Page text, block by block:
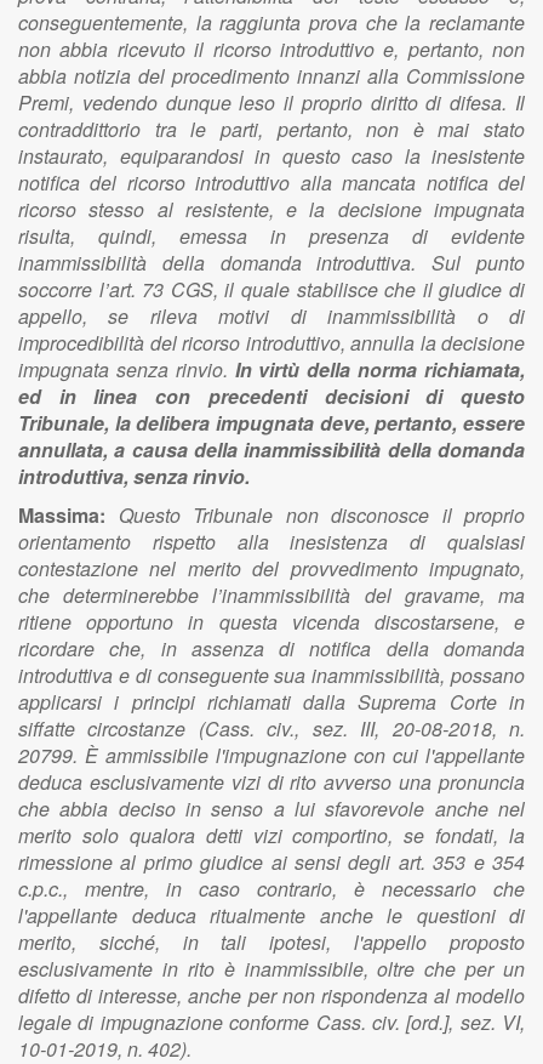
conseguentemente, la raggiunta prova che la reclamante
non abbia ricevuto il ricorso introduttivo e, pertanto, non
abbia notizia del procedimento innanzi alla Commissione
Premi, vedendo dunque leso il proprio diritto di difesa. Il
contraddittorio tra le parti, pertanto, non è mai stato
instaurato, equiparandosi in questo caso la inesistente
notifica del ricorso introduttivo alla mancata notifica del
ricorso stesso al resistente, e la decisione impugnata
risulta, quindi, emessa in presenza di evidente
inammissibilità della domanda introduttiva. Sul punto
soccorre l’art. 73 CGS, il quale stabilisce che il giudice di
appello, se rileva motivi di inammissibilità o di
improcedibilità del ricorso introduttivo, annulla la decisione
impugnata senza rinvio. In virtù della norma richiamata,
ed in linea con precedenti decisioni di questo
Tribunale, la delibera impugnata deve, pertanto, essere
annullata, a causa della inammissibilità della domanda
introduttiva, senza rinvio.
Massima: Questo Tribunale non disconosce il proprio
orientamento rispetto alla inesistenza di qualsiasi
contestazione nel merito del provvedimento impugnato,
che determinerebbe l’inammissibilità del gravame, ma
ritiene opportuno in questa vicenda discostarsene, e
ricordare che, in assenza di notifica della domanda
introduttiva e di conseguente sua inammissibilità, possano
applicarsi i principi richiamati dalla Suprema Corte in
siffatte circostanze (Cass. civ., sez. III, 20-08-2018, n.
20799. È ammissibile l'impugnazione con cui l'appellante
deduca esclusivamente vizi di rito avverso una pronuncia
che abbia deciso in senso a lui sfavorevole anche nel
merito solo qualora detti vizi comportino, se fondati, la
rimessione al primo giudice ai sensi degli art. 353 e 354
c.p.c., mentre, in caso contrario, è necessario che
l'appellante deduca ritualmente anche le questioni di
merito, sicché, in tali ipotesi, l'appello proposto
esclusivamente in rito è inammissibile, oltre che per un
difetto di interesse, anche per non rispondenza al modello
legale di impugnazione conforme Cass. civ. [ord.], sez. VI,
10-01-2019, n. 402).